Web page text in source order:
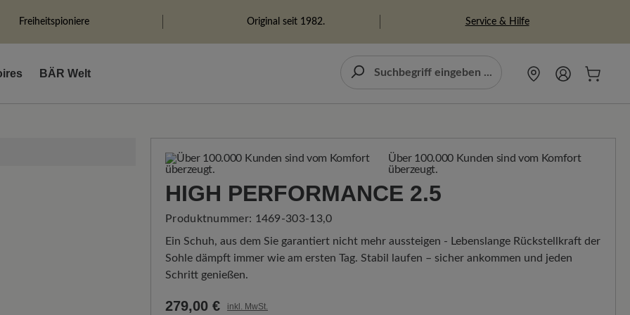
Freiheitspioniere Original seit 1982. Service & Hilfe
BÄR Welt
Über 100.000 Kunden sind vom Komfort
überzeugt.
HIGH PERFORMANCE 2.5
Produktnummer: 1469-303-13,0
Ein Schuh, aus dem Sie garantiert nicht mehr aussteigen - Lebenslange Rückstellkraft der
Sohle dämpft immer wie am ersten Tag. Stabil laufen – sicher ankommen und jeden
Schritt genießen.
279,00 € inkl. MwSt.